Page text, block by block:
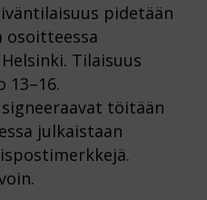
pidetään
osoitteessa
Tilaisuus
13–16.
töitään
julkaistaan